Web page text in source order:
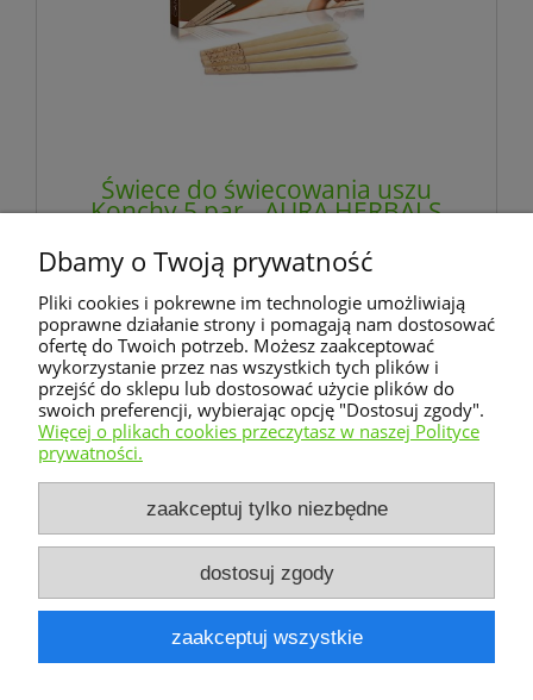
Świece do świecowania uszu
Konchy 5 par - AURA HERBALS
32,89 zł
zawiera 23% VAT, bez kosztów dostawy
do koszyka
Warunki zakupów
Moje konto
Informacje o sklepie
Dbamy o Twoją prywatność
Pliki cookies i pokrewne im technologie umożliwiają
poprawne działanie strony i pomagają nam dostosować
ofertę do Twoich potrzeb. Możesz zaakceptować
wykorzystanie przez nas wszystkich tych plików i
przejść do sklepu lub dostosować użycie plików do
swoich preferencji, wybierając opcję "Dostosuj zgody".
Więcej o plikach cookies przeczytasz w naszej Polityce
prywatności.
zaakceptuj tylko niezbędne
dostosuj zgody
zaakceptuj wszystkie